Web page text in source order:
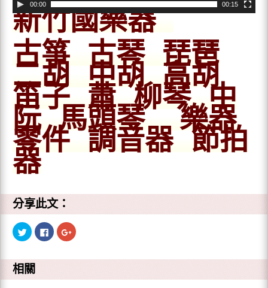
00:00 00:15
新竹國樂器
古箏 古琴 琵琶
二胡 中胡 高胡
笛子 蕭 柳琴 中
阮 馬頭琴 樂器
零件 調音器 節拍
器
分享此文：
分
享
w
i
t
t
按
一
分
F
點
擊
到
o
相關